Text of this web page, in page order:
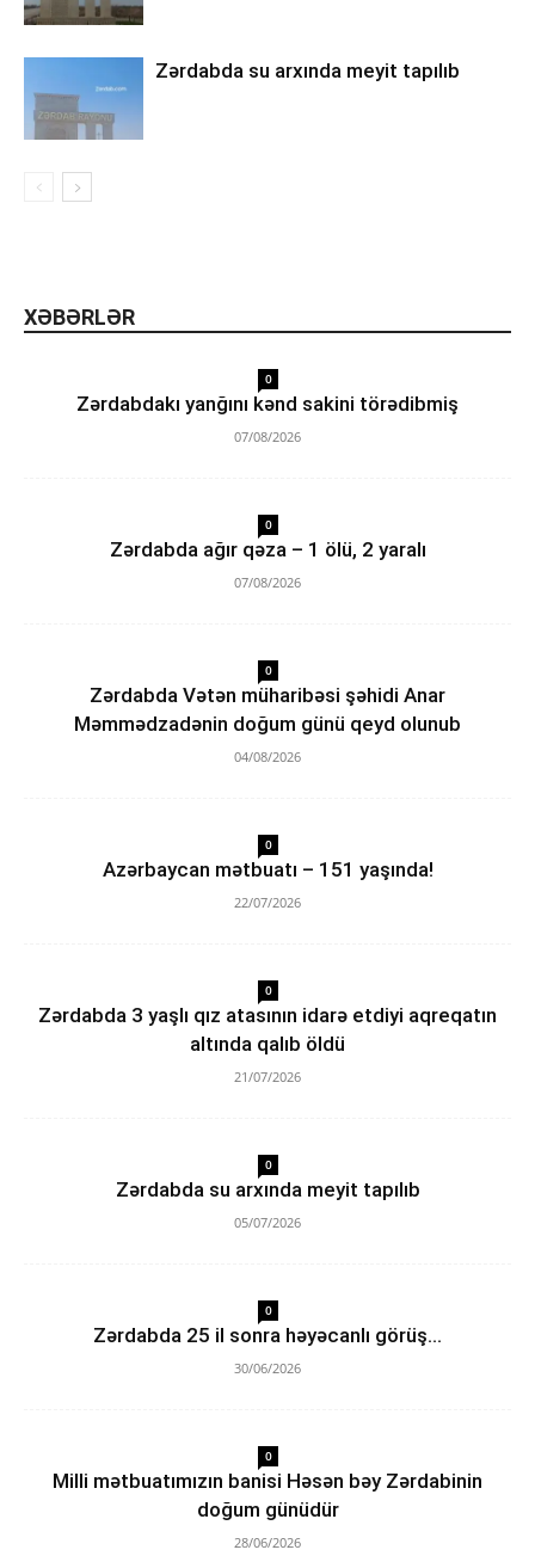
Zərdabda su arxında meyit tapılıb
XƏBƏRLƏR
0
Zərdabdakı yanğını kənd sakini törədibmiş
07/08/2026
0
Zərdabda ağır qəza – 1 ölü, 2 yaralı
07/08/2026
0
Zərdabda Vətən müharibəsi şəhidi Anar
Məmmədzadənin doğum günü qeyd olunub
04/08/2026
0
Azərbaycan mətbuatı – 151 yaşında!
22/07/2026
0
Zərdabda 3 yaşlı qız atasının idarə etdiyi aqreqatın
altında qalıb öldü
21/07/2026
0
Zərdabda su arxında meyit tapılıb
05/07/2026
0
Zərdabda 25 il sonra həyəcanlı görüş…
30/06/2026
0
Milli mətbuatımızın banisi Həsən bəy Zərdabinin
doğum günüdür
28/06/2026